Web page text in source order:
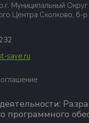
Муниципальный
Центра Сколково, б-
save.ru
программного